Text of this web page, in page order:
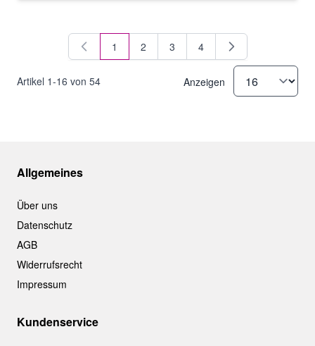
Artikel 1-16 von 54
Sie lesen gerade Seite
1 Seite
2 Seite
3 Seite
4
Anzeigen
Allgemeines
Über uns
Datenschutz
AGB
Widerrufsrecht
Impressum
Kundenservice